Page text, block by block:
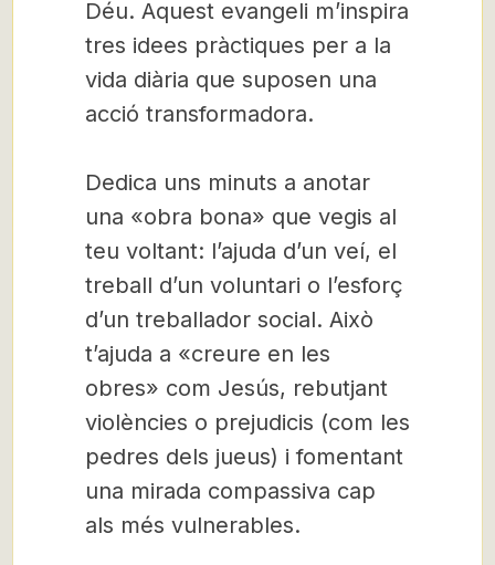
Déu. Aquest evangeli m’inspira
tres idees pràctiques per a la
vida diària que suposen una
acció transformadora.
Dedica uns minuts a anotar
una «obra bona» que vegis al
teu voltant: l’ajuda d’un veí, el
treball d’un voluntari o l’esforç
d’un treballador social. Això
t’ajuda a «creure en les
obres» com Jesús, rebutjant
violències o prejudicis (com les
pedres dels jueus) i fomentant
una mirada compassiva cap
als més vulnerables.